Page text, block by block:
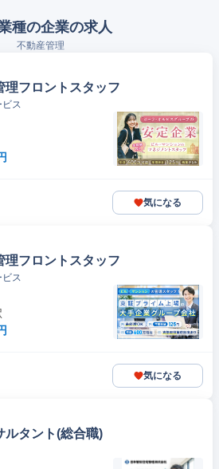
種の企業の求人
不動産管理
理フロントスタッフ
ス
気になる
理フロントスタッフ
ス
気になる
ルタント(総合職)